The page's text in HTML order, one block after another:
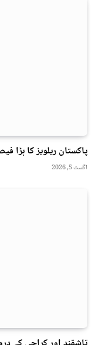
پاکستان ریلویز کا بڑا
اگست 5, 2026